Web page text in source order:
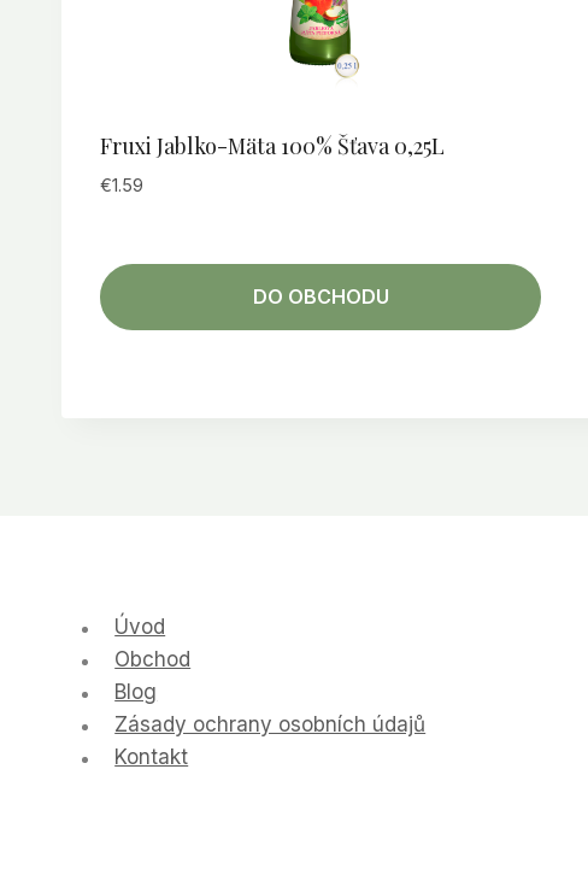
Fruxi Jablko-Mäta 100% Šťava 0,25L
€1.59
DO OBCHODU
Úvod
Obchod
Blog
Zásady ochrany osobních údajů
Kontakt